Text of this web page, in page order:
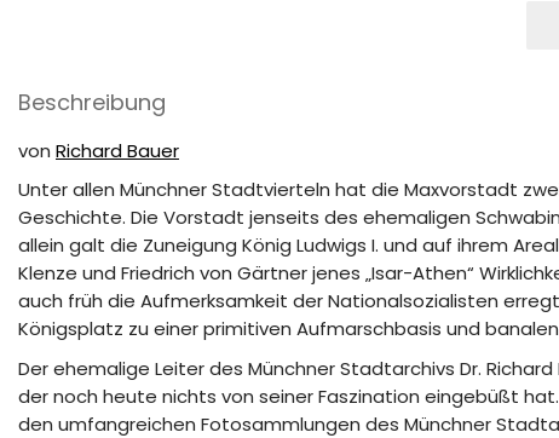
Beschreibung
von Richard Bauer
Unter allen Münchner Stadtvierteln hat die Maxvorstadt
Geschichte. Die Vorstadt jenseits des ehemaligen
allein galt die Zuneigung König Ludwigs I. und auf ihrem
Klenze und Friedrich von Gärtner jenes „Isar-Athen“
auch früh die Aufmerksamkeit der Nationalsozialisten
Königsplatz zu einer primitiven Aufmarschbasis und
Der ehemalige Leiter des Münchner Stadtarchivs Dr.
der noch heute nichts von seiner Faszination eingebüßt
den umfangreichen Fotosammlungen des Münchner